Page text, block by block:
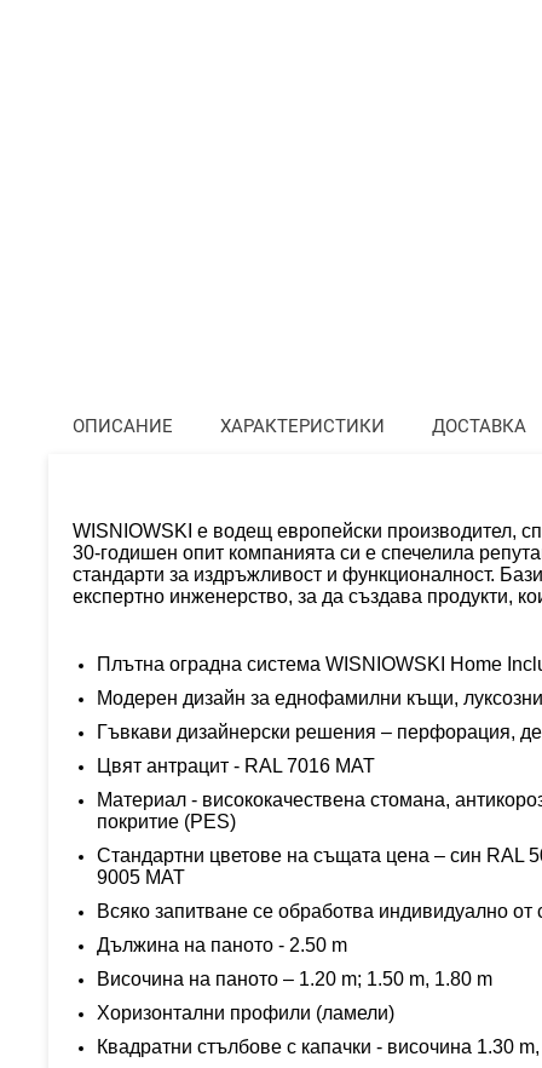
ОПИСАНИЕ
WISNIOWSKI е водещ европейски производител,
30-годишен опит компанията си е спечелила
стандарти за издръжливост и функционалност.
експертно инженерство, за да създава продукти,
Плътна оградна система WISNIOWSKI Home
Модерен дизайн за еднофамилни къщи, луксозни
Гъвкави дизайнерски решения – перфорация,
Цвят антрацит - RAL 7016 MAT
Материал - висококачествена стомана,
покритие (PES)
Стандартни цветове на същата цена – син RAL
9005 MAT
Всяко запитване се обработва индивидуално
Дължина на паното - 2.50 m
Височина на паното – 1.20 m; 1.50 m, 1.80 m
Хоризонтални профили (ламели)
Квадратни стълбове с капачки - височина 1.30 m,
ХАРАКТЕРИСТИКИ ДОСТАВКА